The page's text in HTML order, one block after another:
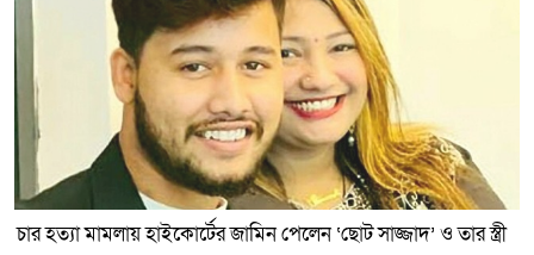
চার হত্যা মামলায় হাইকোর্টের জামিন পেলেন ‘ছোট সাজ্জাদ’ ও তার স্ত্রী